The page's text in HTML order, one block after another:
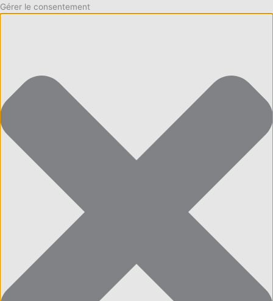
Gérer le consentement